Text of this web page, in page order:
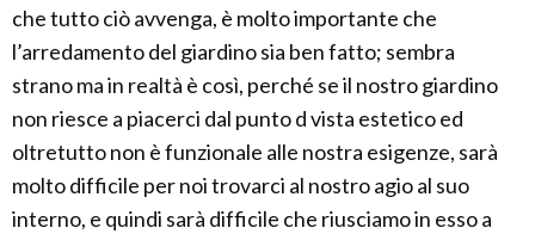
che tutto ciò avvenga, è molto importante che
l’arredamento del giardino sia ben fatto; sembra
strano ma in realtà è così, perché se il nostro giardino
non riesce a piacerci dal punto d vista estetico ed
oltretutto non è funzionale alle nostra esigenze, sarà
molto difficile per noi trovarci al nostro agio al suo
interno, e quindi sarà difficile che riusciamo in esso a